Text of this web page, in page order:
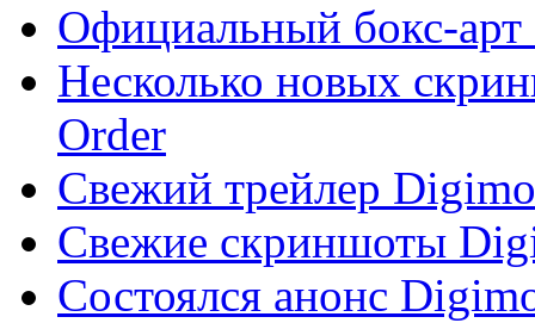
Официальный бокс-
Несколько новых
Order
Свежий трейлер
Свежие скриншоты
Состоялся анонс